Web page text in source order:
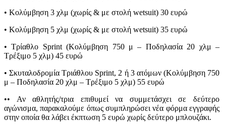
• Κολύμβηση 3 χλμ (χωρίς & με στολή wetsuit) 30 ευρώ
• Κολύμβηση 5 χλμ (χωρίς & με στολή wetsuit) 35 ευρώ
• Τρίαθλο Sprint (Κολύμβηση 750 μ – Ποδηλασία 20 χλμ –
Τρέξιμο 5 χλμ) 45 ευρώ
• Σκυταλοδρομία Τριάθλου Sprint, 2 ή 3 ατόμων (Κολύμβηση 750
μ – Ποδηλασία 20 χλμ – Τρέξιμο 5 χλμ) 55 ευρώ
•• Αν αθλητής/τρια επιθυμεί να συμμετάσχει σε δεύτερο
αγώνισμα, παρακαλούμε όπως συμπληρώσει νέα φόρμα εγγραφής
στην οποία θα λάβει έκπτωση 5 ευρώ χωρίς δεύτερο μπλουζάκι.